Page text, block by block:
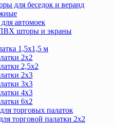
для беседок и веранд
автомоек
шторы и экраны
1,5х1,5 м
2х2
2,5х2
2х3
3х3
4х3
6х2
торговых палаток
торговой палатки 2х2